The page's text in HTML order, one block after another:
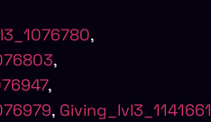
,
,
,
, Giving_lvl3_1141661